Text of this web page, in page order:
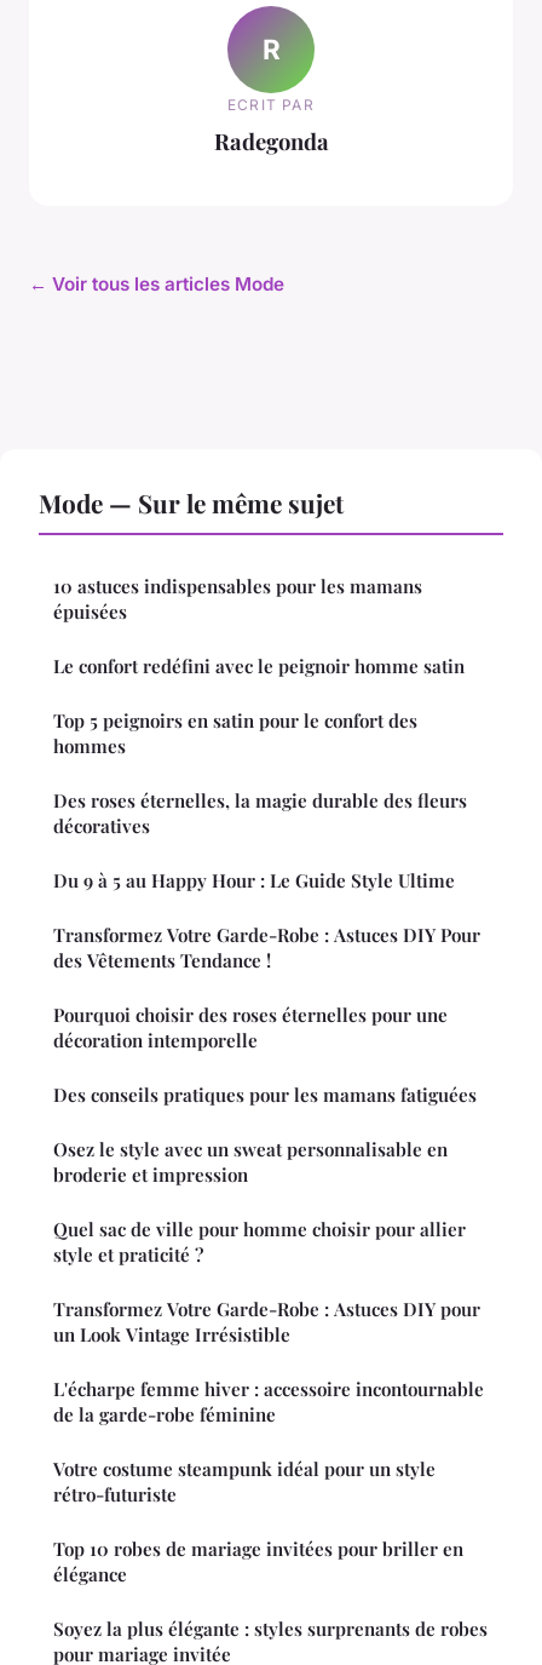
R
ECRIT PAR
Radegonda
← Voir tous les articles Mode
Mode — Sur le même sujet
10 astuces indispensables pour les mamans
épuisées
Le confort redéfini avec le peignoir homme satin
Top 5 peignoirs en satin pour le confort des
hommes
Des roses éternelles, la magie durable des fleurs
décoratives
Du 9 à 5 au Happy Hour : Le Guide Style Ultime
Transformez Votre Garde-Robe : Astuces DIY Pour
des Vêtements Tendance !
Pourquoi choisir des roses éternelles pour une
décoration intemporelle
Des conseils pratiques pour les mamans fatiguées
Osez le style avec un sweat personnalisable en
broderie et impression
Quel sac de ville pour homme choisir pour allier
style et praticité ?
Transformez Votre Garde-Robe : Astuces DIY pour
un Look Vintage Irrésistible
L'écharpe femme hiver : accessoire incontournable
de la garde-robe féminine
Votre costume steampunk idéal pour un style
rétro-futuriste
Top 10 robes de mariage invitées pour briller en
élégance
Soyez la plus élégante : styles surprenants de robes
pour mariage invitée